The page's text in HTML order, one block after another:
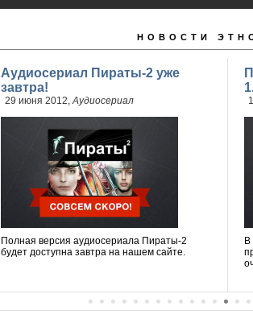
НОВОСТИ
Аудиосериал Пираты-2 уже
завтра!
29 июня 2012,Аудиосериал
Полная версия аудиосериала Пираты-2
будет доступна завтра на нашем сайте.
В